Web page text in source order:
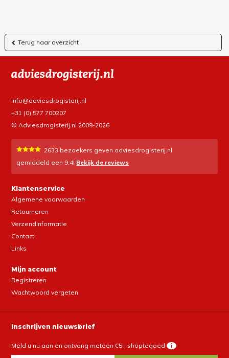
Terug naar overzicht
info@adviesdrogisterij.nl
+31 (0) 577 700207
© Adviesdrogisterij.nl 2009-2026
2633 bezoekers geven adviesdrogisterij.nl
gemiddeld een 9.4! Bekijk de reviews
Klantenservice
Algemene voorwaarden
Retourneren
Verzendinformatie
Contact
Links
Mijn account
Registreren
Wachtwoord vergeten
Inschrijven nieuwsbrief
Meld u nu aan en ontvang meteen €5,- shoptegoed i